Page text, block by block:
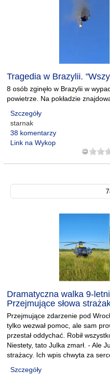
Tragedia w Brazylii.
8 osób zginęło w Brazylii w
powietrze. Na pokładzie
Szczegóły
starnak
38 komentarzy
Link na Wykop
Dramatyczna walka 9-
Przejmujące słowa
Przejmujące zdarzenie pod
tylko wezwał pomoc, ale sam
przestał oddychać. Robił
Niestety, tato Julka zmarł. - Ale
strażacy. Ich wpis chwyta za
Szczegóły